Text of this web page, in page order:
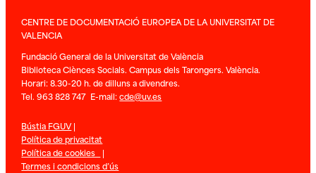
CENTRE DE DOCUMENTACIÓ EUROPEA DE LA UNIVERSITAT DE
VALENCIA
Fundació General de la Universitat de València
Biblioteca Ciènces Socials. Campus dels Tarongers. València.
Horari: 8.30-20 h. de dilluns a divendres.
Tel. 963 828 747 E-mail:cde@uv.es
Bústia FGUV|
Política de privacitat
Política de cookies |
Termes i condicions d’ús